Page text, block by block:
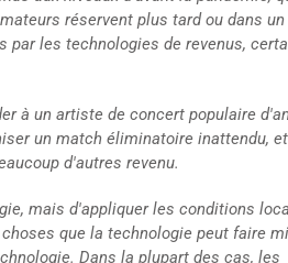
réservent plus tard ou dans
par les technologies de revenus,
à un artiste de concert populaire
un match éliminatoire inattendu,
d'autres revenu.
mais d'appliquer les conditions
que la technologie peut faire
Dans la plupart des cas, les